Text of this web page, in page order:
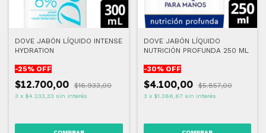
DOVE JABÓN LÍQUIDO INTENSE
HYDRATION
-25% OFF
$12.700,00 $16.933,00
3 x $4.233,33 sin interés
DOVE JABÓN LÍQUIDO
NUTRICIÓN PROFUNDA 250 ML
-30% OFF
$4.100,00 $5.857,00
3 x $1.366,67 sin interés